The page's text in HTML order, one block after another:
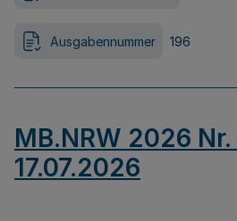
Ausgabennummer 196
MB.NRW 2026
17.07.2026